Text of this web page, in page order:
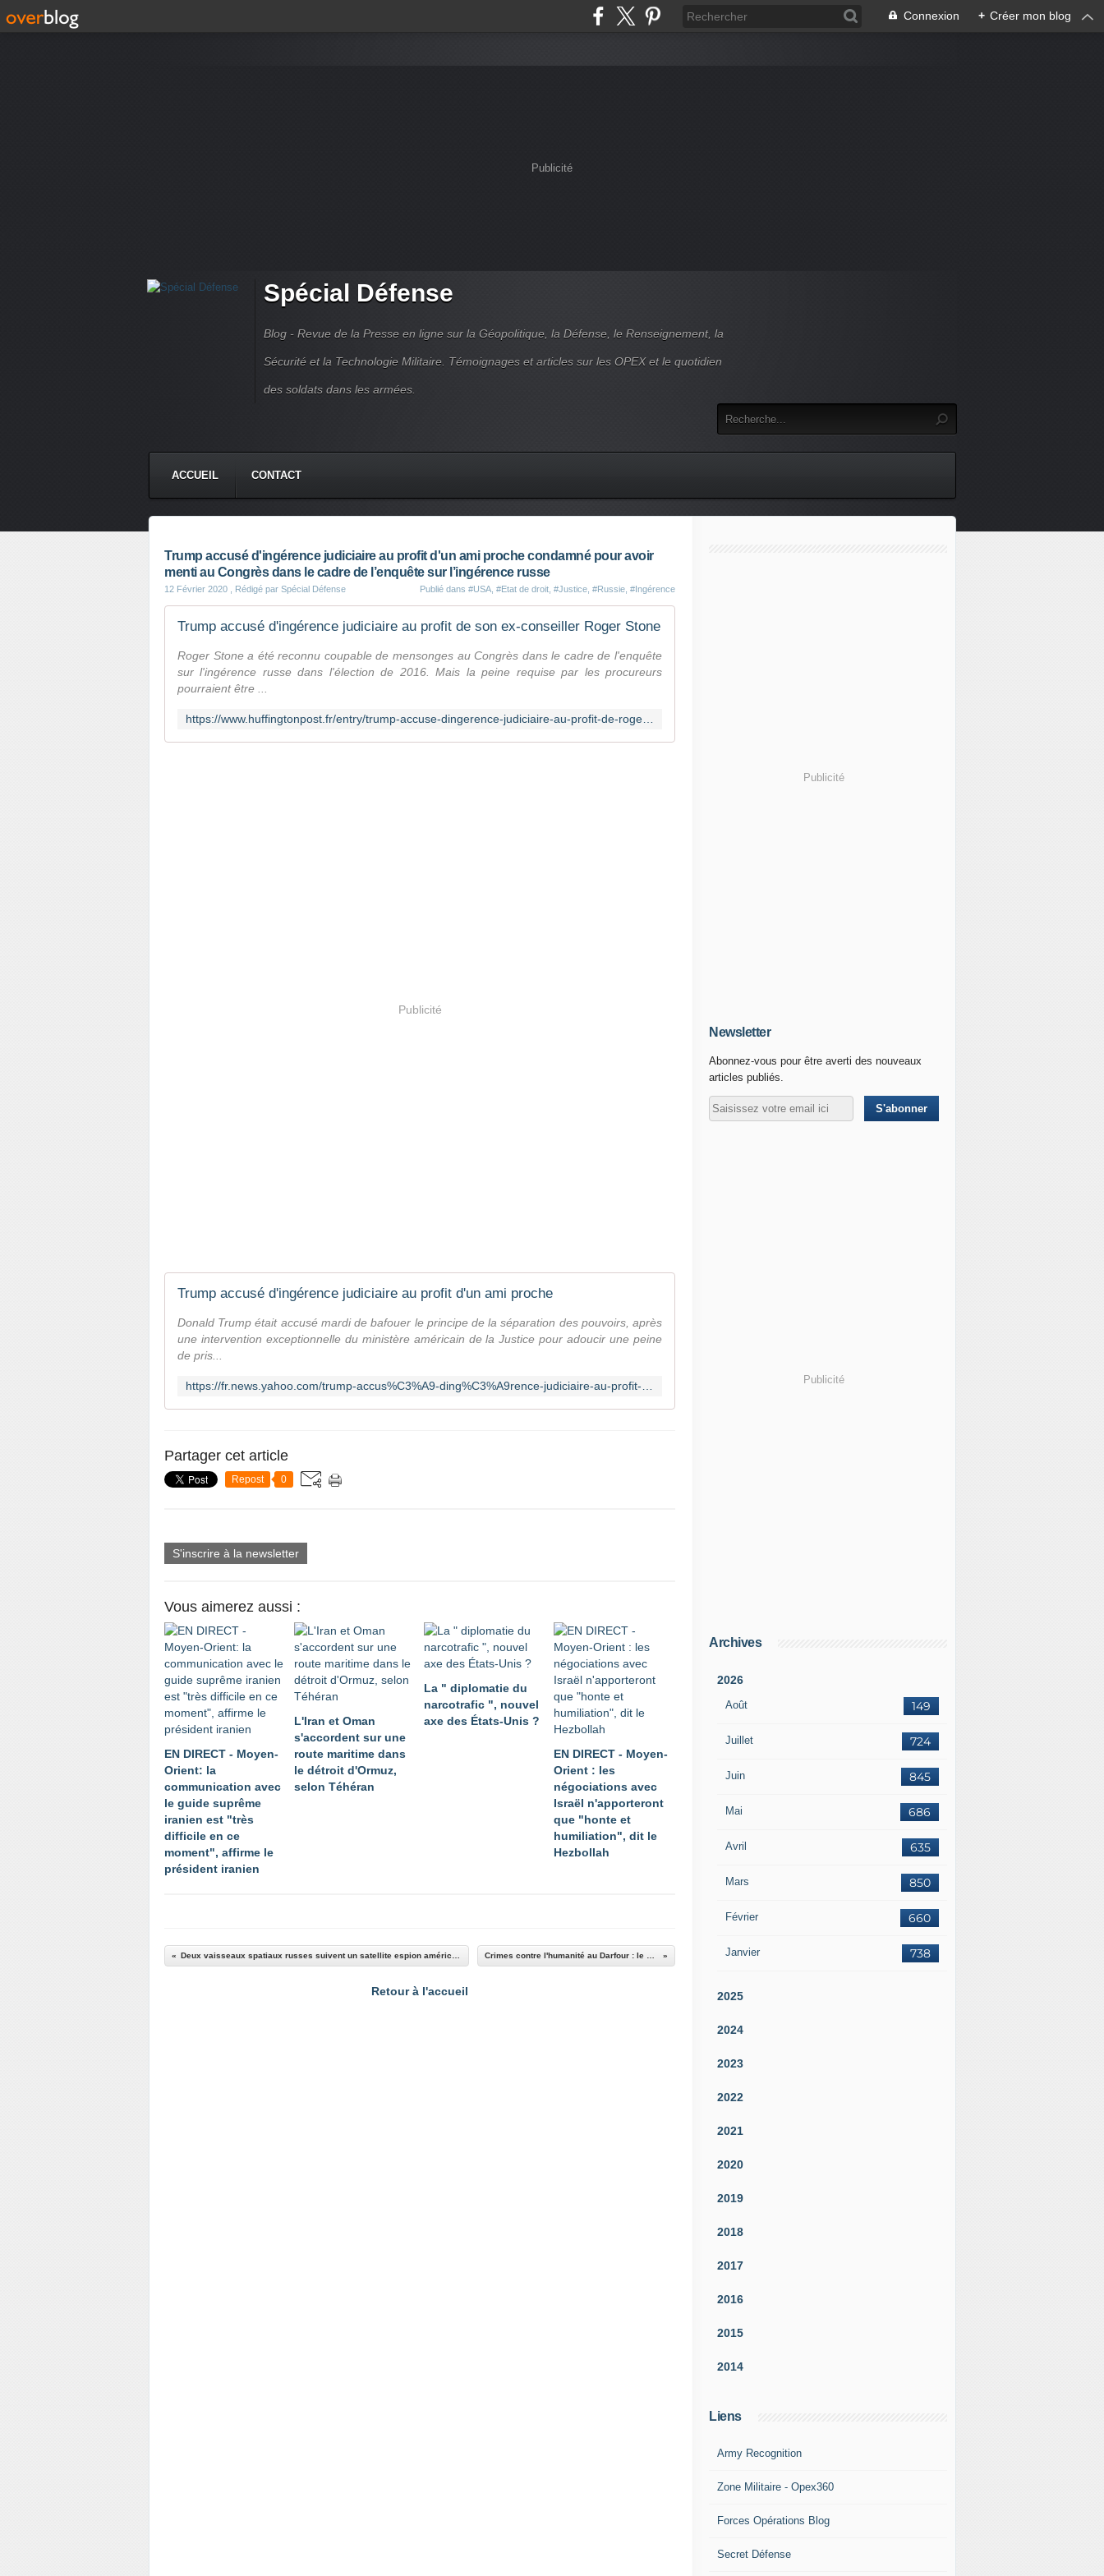
Connexion + Créer mon blog
Publicité
Spécial Défense
Blog - Revue de la Presse en ligne sur la Géopolitique, la Défense, le Renseignement, la
Sécurité et la Technologie Militaire. Témoignages et articles sur les OPEX et le quotidien
des soldats dans les armées.
ACCUEIL CONTACT
Trump accusé d'ingérence judiciaire au profit d'un ami proche condamné pour avoir
menti au Congrès dans le cadre de l’enquête sur l’ingérence russe
12 Février 2020 , Rédigé par Spécial Défense Publié dans #USA #Etat de droit #Justice #Russie #Ingérence
Trump accusé d'ingérence judiciaire au profit de son ex-conseiller Roger Stone
Roger Stone a été reconnu coupable de mensonges au Congrès dans le cadre de l'enquête
sur l'ingérence russe dans l'élection de 2016. Mais la peine requise par les procureurs
pourraient être ...
Publicité
Trump accusé d'ingérence judiciaire au profit d'un ami proche
Donald Trump était accusé mardi de bafouer le principe de la séparation des pouvoirs, après
une intervention exceptionnelle du ministère américain de la Justice pour adoucir une peine
de pris...
Partager cet article
Repost 0
S'inscrire à la newsletter
Vous aimerez aussi :
EN DIRECT - Moyen-
Orient: la
communication avec
le guide suprême
iranien est "très
difficile en ce
moment", affirme le
président iranien
L'Iran et Oman
s'accordent sur une
route maritime dans
le détroit d'Ormuz,
selon Téhéran
La " diplomatie du
narcotrafic ", nouvel
axe des États-Unis ?
EN DIRECT - Moyen-
Orient : les
négociations avec
Israël n'apporteront
que "honte et
humiliation", dit le
Hezbollah
Retour à l'accueil
Publicité
Newsletter
Abonnez-vous pour être averti des nouveaux
articles publiés.
Publicité
Archives
2026
Août 149
Juillet 724
Juin 845
Mai 686
Avril 635
Mars 850
Février 660
Janvier 738
2025
2024
2023
2022
2021
2020
2019
2018
2017
2016
2015
2014
Liens
Army Recognition
Zone Militaire - Opex360
Forces Opérations Blog
Secret Défense